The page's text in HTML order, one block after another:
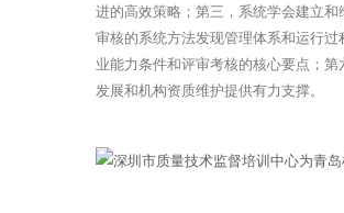
进的高效策略；第三，系统学会建立
审核的系统方法发现管理体系和运行
业能力条件和评审考核的核心要点；
发展和机构资质维护提供有力支撑。